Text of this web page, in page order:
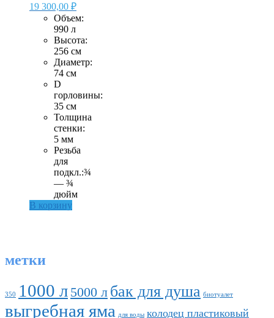
19 300,00 ₽
Объем:
990 л
Высота:
256 см
Диаметр:
74 см
D
горловины:
35 см
Толщина
стенки:
5 мм
Резьба
для
подкл.:¾
— ¾
дюйм
В корзину
метки
350 1000 л 5000 л бак для душа биотуалет
выгребная яма для воды колодец пластиковый